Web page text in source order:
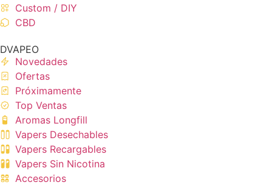
Custom / DIY
CBD
DVAPEO
Novedades
Ofertas
Próximamente
Top Ventas
Aromas Longfill
Vapers Desechables
Vapers Recargables
Vapers Sin Nicotina
Accesorios